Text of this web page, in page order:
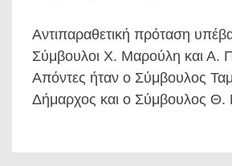
Αντιπαραθετική πρόταση
Σύμβουλοι Χ. Μαρούλη και Α.
Απόντες ήταν ο Σύμβουλος
Δήμαρχος και ο Σύμβουλος Θ.